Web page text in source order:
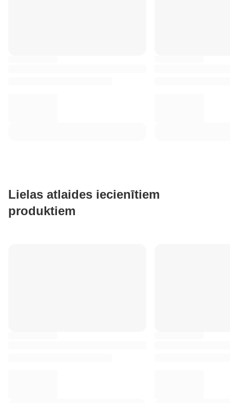
Lielas atlaides iecienītiem
produktiem